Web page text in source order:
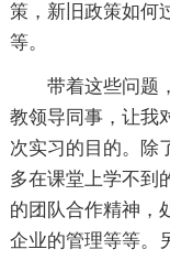
策，新旧政策如何
等。
带着这些问题
教领导同事，让我
次实习的目的。除
多在课堂上学不到
的团队合作精神，
企业的管理等等。